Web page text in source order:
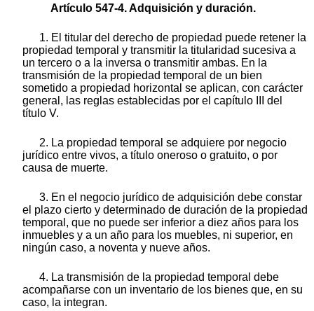
Artículo 547-4. Adquisición y duración.
1. El titular del derecho de propiedad puede retener la
propiedad temporal y transmitir la titularidad sucesiva a
un tercero o a la inversa o transmitir ambas. En la
transmisión de la propiedad temporal de un bien
sometido a propiedad horizontal se aplican, con carácter
general, las reglas establecidas por el capítulo III del
título V.
2. La propiedad temporal se adquiere por negocio
jurídico entre vivos, a título oneroso o gratuito, o por
causa de muerte.
3. En el negocio jurídico de adquisición debe constar
el plazo cierto y determinado de duración de la propiedad
temporal, que no puede ser inferior a diez años para los
inmuebles y a un año para los muebles, ni superior, en
ningún caso, a noventa y nueve años.
4. La transmisión de la propiedad temporal debe
acompañarse con un inventario de los bienes que, en su
caso, la integran.